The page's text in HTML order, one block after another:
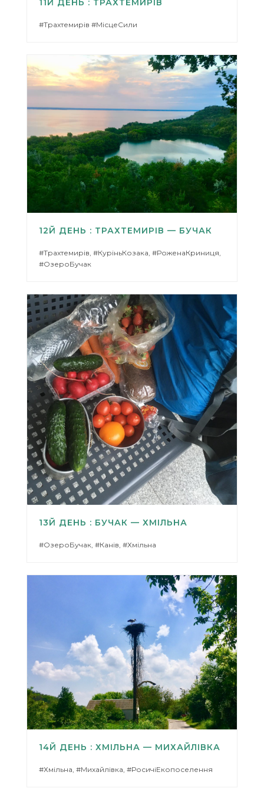
11Й ДЕНЬ : ТРАХТЕМИРІВ
#Трахтемирів #МісцеСили
12Й ДЕНЬ : ТРАХТЕМИРІВ — БУЧАК
#Трахтемирів, #КуріньКозака, #РоженаКриниця,
#ОзероБучак
13Й ДЕНЬ : БУЧАК — ХМІЛЬНА
#ОзероБучак, #Канів, #Хмільна
14Й ДЕНЬ : ХМІЛЬНА — МИХАЙЛІВКА
#Хмільна, #Михайлівка, #РосичіЕкопоселення